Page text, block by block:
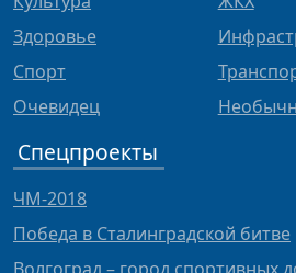
Здоровье
Спорт
Очевидец
Спецпроекты
ЧМ-2018
Победа в Сталинградской битве